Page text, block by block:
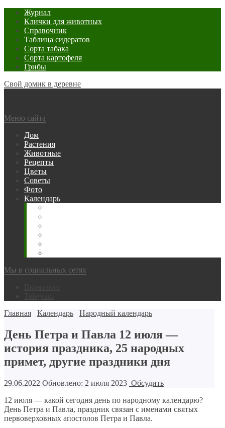
Журнал
Клички для животных
Справочник
Таблица сидератов
Сорта табака
Сорта картофеля
Грибы
Свой домик в деревне
Меню сайта
Дом
Растения
Животные
Рецепты
Цветы
Советы
Фото
Календарь
Мы в социальных сетях
Главная
Календарь Народный календарь
День Петра и Павла 12 июля —
история праздника, 25 народных
примет, другие праздники дня
29.06.2022 Обновлено: 2 июля 2023 Обсудить
12 июля — какой сегодня день по народному календарю?
День Петра и Павла, праздник связан с именами святых
первоверховных апостолов Петра и Павла.